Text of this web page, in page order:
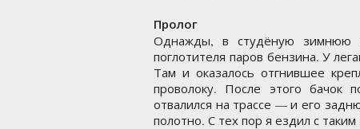
Пролог
Однажды, в студёную зимнюю
поглотителя паров бензина. У
Там и оказалось отгнившее
проволоку. После этого бачок
отвалился на трассе — и его
полотно. С тех пор я ездил с